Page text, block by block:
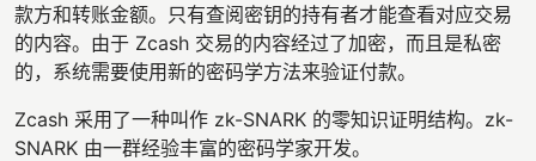
款方和转账金额。只有查阅密钥的持有者才能查看对应交易
的内容。由于 Zcash 交易的内容经过了加密，而且是私密
的，系统需要使用新的密码学方法来验证付款。
Zcash 采用了一种叫作 zk-SNARK 的零知识证明结构。zk-
SNARK 由一群经验丰富的密码学家开发。